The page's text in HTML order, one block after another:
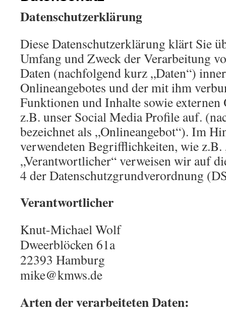
Datenschutzerklärung
Diese Datenschutzerklärung klärt Sie
Umfang und Zweck der Verarbeitung
Daten (nachfolgend kurz „Daten“)
Onlineangebotes und der mit ihm
Funktionen und Inhalte sowie externen
z.B. unser Social Media Profile auf.
bezeichnet als „Onlineangebot“). Im
verwendeten Begrifflichkeiten, wie z.B.
„Verantwortlicher“ verweisen wir auf
4 der Datenschutzgrundverordnung
Verantwortlicher
Knut-Michael Wolf
Dweerblöcken 61a
22393 Hamburg
mike@kmws.de
Arten der verarbeiteten Daten: